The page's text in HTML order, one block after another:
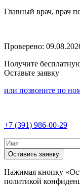
Главный врач, врач
Проверено:
Получите
Оставьте заявку
или позвоните по
+7 (391) 986-00-29
Оставить заявку
Нажимая кнопку
политикой